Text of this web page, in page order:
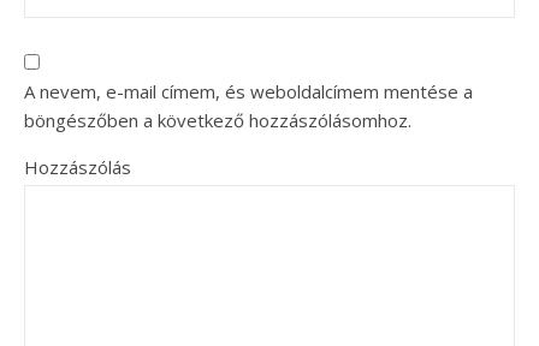
A nevem, e-mail címem, és weboldalcímem mentése a
böngészőben a következő hozzászólásomhoz.
Hozzászólás